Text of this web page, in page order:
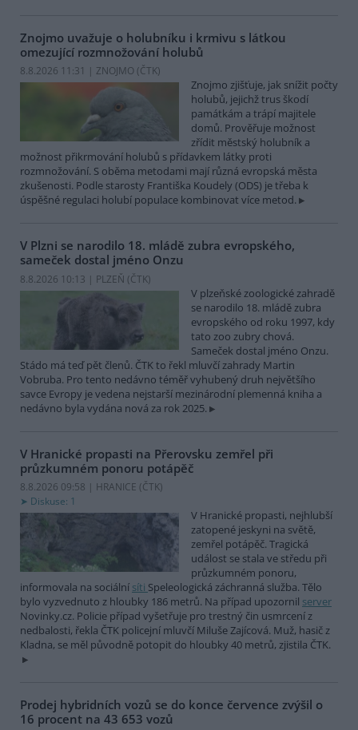
Znojmo uvažuje o holubníku i krmivu s látkou
omezující rozmnožování holubů
8.8.2026 11:31 | ZNOJMO (ČTK)
Znojmo zjišťuje, jak snížit počty
holubů, jejichž trus škodí
památkám a trápí majitele
domů. Prověřuje možnost
zřídit městský holubník a
možnost přikrmování holubů s přídavkem látky proti
rozmnožování. S oběma metodami mají různá evropská města
zkušenosti. Podle starosty Františka Koudely (ODS) je třeba k
úspěšné regulaci holubí populace kombinovat více metod.
V Plzni se narodilo 18. mládě zubra evropského,
sameček dostal jméno Onzu
8.8.2026 10:13 | PLZEŇ (ČTK)
V plzeňské zoologické zahradě
se narodilo 18. mládě zubra
evropského od roku 1997, kdy
tato zoo zubry chová.
Sameček dostal jméno Onzu.
Stádo má teď pět členů. ČTK to řekl mluvčí zahrady Martin
Vobruba. Pro tento nedávno téměř vyhubený druh největšího
savce Evropy je vedena nejstarší mezinárodní plemenná kniha a
nedávno byla vydána nová za rok 2025.
V Hranické propasti na Přerovsku zemřel při
průzkumném ponoru potápěč
8.8.2026 09:58 | HRANICE (ČTK)
Diskuse: 1
V Hranické propasti, nejhlubší
zatopené jeskyni na světě,
zemřel potápěč. Tragická
událost se stala ve středu při
průzkumném ponoru,
informovala na sociální síti Speleologická záchranná služba. Tělo
bylo vyzvednuto z hloubky 186 metrů. Na případ upozornil server
Novinky.cz. Policie případ vyšetřuje pro trestný čin usmrcení z
nedbalosti, řekla ČTK policejní mluvčí Miluše Zajícová. Muž, hasič z
Kladna, se měl původně potopit do hloubky 40 metrů, zjistila ČTK.
Prodej hybridních vozů se do konce července zvýšil o
16 procent na 43 653 vozů